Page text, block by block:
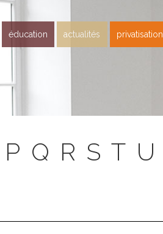
éducation actualités privatisation
P Q R S T U